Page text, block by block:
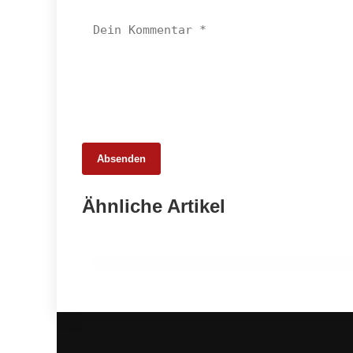
Absenden
Ähnliche Artikel
BIOFACH 2026: Bio-Markt im